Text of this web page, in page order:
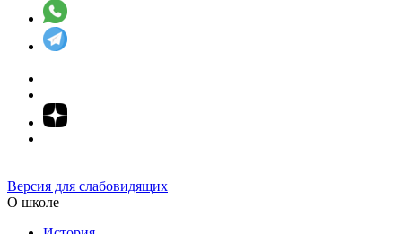
Версия для слабовидящих
О школе